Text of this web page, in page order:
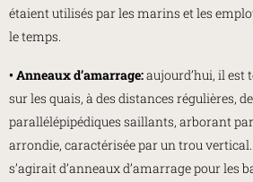
étaient utilisés par les marins et les
le temps.
• Anneaux d’amarrage:aujourd’hui, il est
sur les quais, à des distances régulières,
parallélépipédiques saillants, arborant
arrondie, caractérisée par un trou
s’agirait d’anneaux d’amarrage pour les